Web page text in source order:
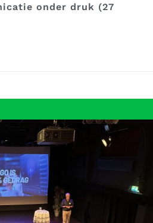
onder druk (27